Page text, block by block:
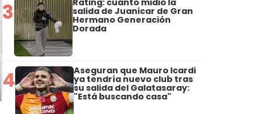
3 Rating: cuánto midió la
salida de Juanicar de Gran
Hermano Generación
Dorada
4 Aseguran que Mauro Icardi
ya tendría nuevo club tras
su salida del Galatasaray:
"Está buscando casa"